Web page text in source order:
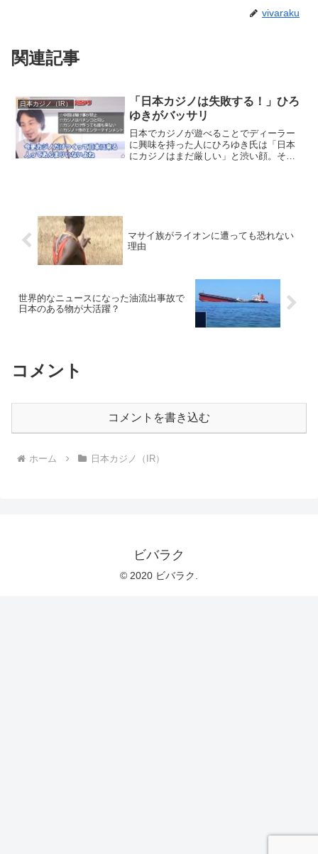
vivaraku
関連記事
日本カジノ（IR）
「日本カジノは失敗する！」ひろ
ゆきがバッサリ
日本でカジノが遊べることでディーラー
に興味を持った人にひろゆき氏は「日本
にカジノはまだ厳しい」と渋い顔。その
マサイ族がライオンに遭っても恐れない
理由
世界的なニュースになった油流出事故で
日本のある物が大活躍？
コメント
コメントを書き込む
ホーム 日本カジノ（IR）
ビバラク
© 2020 ビバラク.